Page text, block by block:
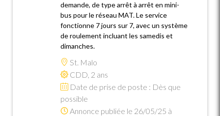
demande, de type arrêt à arrêt en mini-
bus pour le réseau MAT. Le service
fonctionne 7 jours sur 7, avec un système
de roulement incluant les samedis et
dimanches.
St. Malo
CDD, 2 ans
Date de prise de poste : Dès que
possible
Annonce publiée le 26/05/25 à